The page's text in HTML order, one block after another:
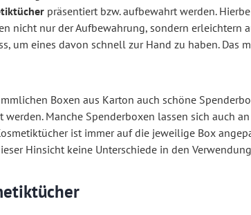
präsentiert bzw. aufbewahrt werden.
nicht nur der Aufbewahrung, sondern erleichtern
um eines davon schnell zur Hand zu haben. Das
Boxen aus Karton auch schöne
Manche Spenderboxen lassen sich auch
ist immer auf die jeweilige Box
Hinsicht keine Unterschiede in den